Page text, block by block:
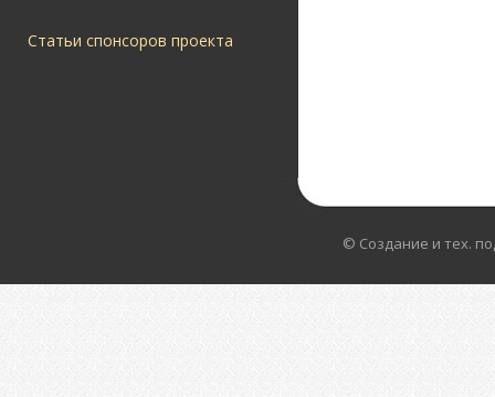
Статьи спонсоров проекта
© Создание и тех.